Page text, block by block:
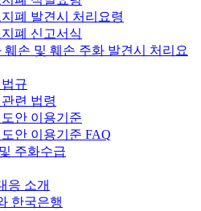
폐 발견시 처리요령
폐 신고서식
훼손 및 훼손 주화 발견시 처리요
규
련 법령
안 이용기준
안 이용기준 FAQ
주화수급
응 소개
한국은행